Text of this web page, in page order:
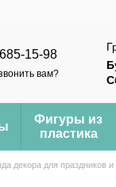
15-98
вам?
Фигуры из
пластика
декора для праздников